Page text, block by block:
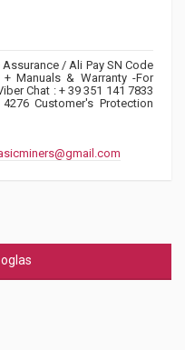
Assurance / Ali Pay SN Code
Manuals & Warranty -For
Chat : + 39 351 141 7833
Customer's Protection